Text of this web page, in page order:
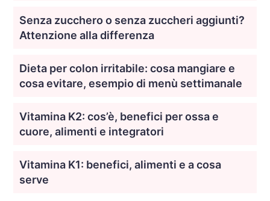
Senza zucchero o senza zuccheri aggiunti?
Attenzione alla differenza
Dieta per colon irritabile: cosa mangiare e
cosa evitare, esempio di menù settimanale
Vitamina K2: cos’è, benefici per ossa e
cuore, alimenti e integratori
Vitamina K1: benefici, alimenti e a cosa
serve